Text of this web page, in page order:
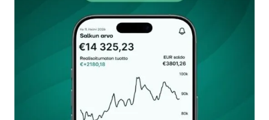
Kommentti*
Nimesi tai nimimerkkisi